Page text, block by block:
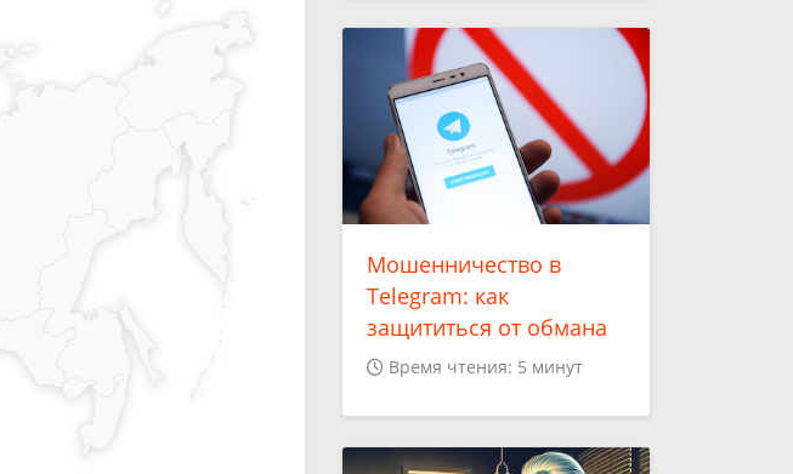
Мошенничество в
Telegram: как
защититься от обмана
Время чтения: 5 минут